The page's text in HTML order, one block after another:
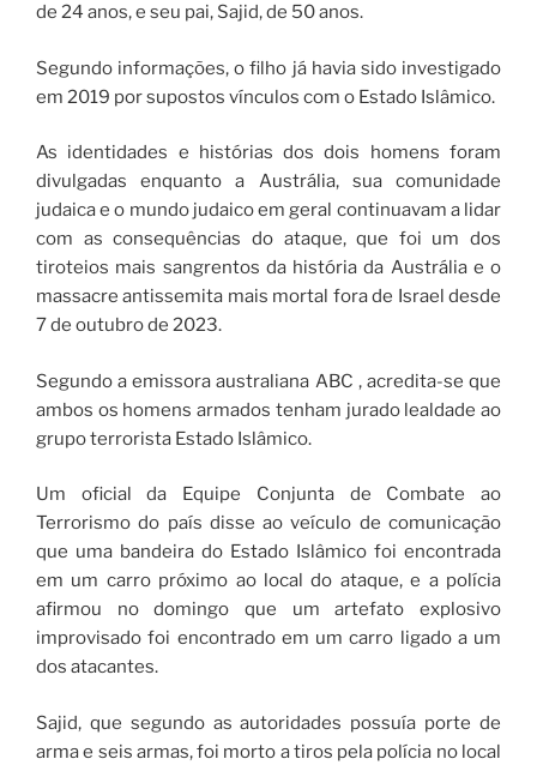
de 24 anos, e seu pai, Sajid, de 50 anos.
Segundo informações, o filho já havia sido investigado
em 2019 por supostos vínculos com o Estado Islâmico.
As identidades e histórias dos dois homens foram
divulgadas enquanto a Austrália, sua comunidade
judaica e o mundo judaico em geral continuavam a lidar
com as consequências do ataque, que foi um dos
tiroteios mais sangrentos da história da Austrália e o
massacre antissemita mais mortal fora de Israel desde
7 de outubro de 2023.
Segundo a emissora australiana ABC , acredita-se que
ambos os homens armados tenham jurado lealdade ao
grupo terrorista Estado Islâmico.
Um oficial da Equipe Conjunta de Combate ao
Terrorismo do país disse ao veículo de comunicação
que uma bandeira do Estado Islâmico foi encontrada
em um carro próximo ao local do ataque, e a polícia
afirmou no domingo que um artefato explosivo
improvisado foi encontrado em um carro ligado a um
dos atacantes.
Sajid, que segundo as autoridades possuía porte de
arma e seis armas, foi morto a tiros pela polícia no local